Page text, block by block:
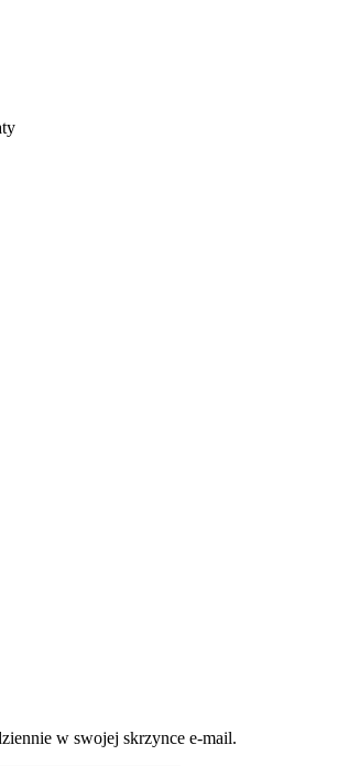
w swojej skrzynce e-mail.